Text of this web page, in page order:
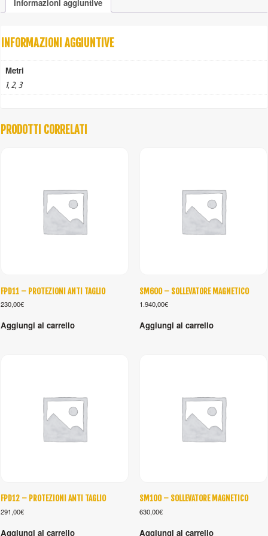
bracci
quantità
Informazioni aggiuntive
INFORMAZIONI AGGIUNTIVE
Metri
1, 2, 3
PRODOTTI CORRELATI
FPD11 – PROTEZIONI ANTI TAGLIO
230,00€
Aggiungi al carrello
SM600 – SOLLEVATORE MAGNETICO
1.940,00€
Aggiungi al carrello
FPD12 – PROTEZIONI ANTI TAGLIO
291,00€
Aggiungi al carrello
SM100 – SOLLEVATORE MAGNETICO
630,00€
Aggiungi al carrello